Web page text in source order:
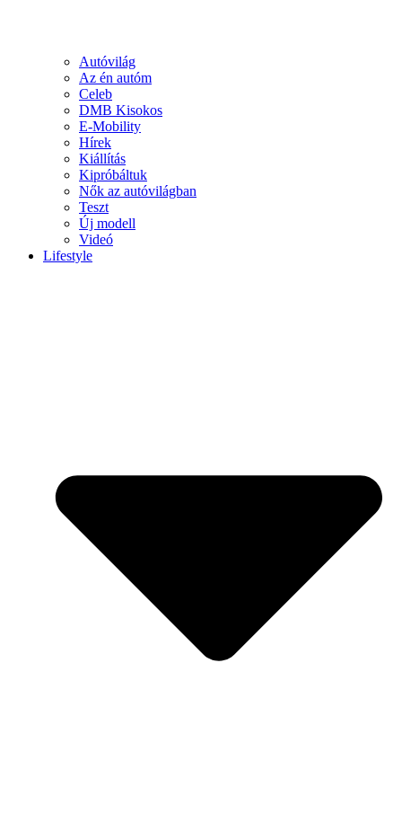
Autóvilág
Az én autóm
Celeb
DMB Kisokos
E-Mobility
Hírek
Kiállítás
Kipróbáltuk
Nők az autóvilágban
Teszt
Új modell
Videó
Lifestyle